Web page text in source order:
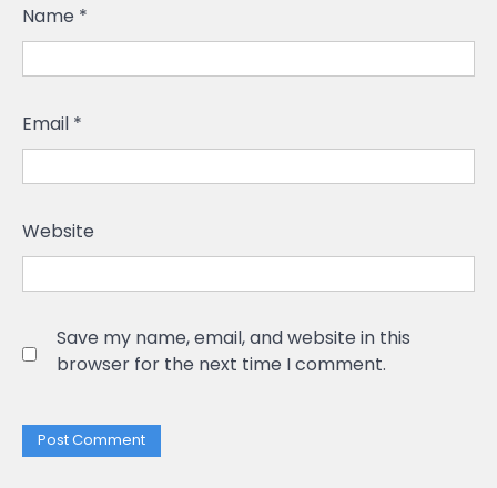
Name *
Email *
Website
Save my name, email, and website in this
browser for the next time I comment.